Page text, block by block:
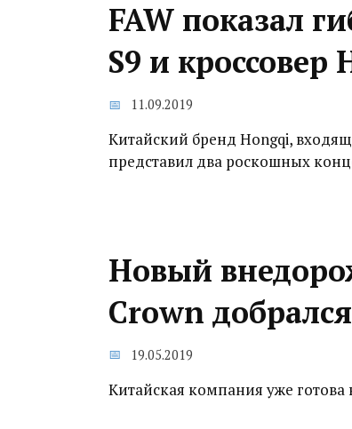
FAW показал
S9 и кроссовер
11.09.2019
Китайский бренд Hongqi,
представил два роскошных
Новый
Crown
19.05.2019
Китайская компания уже